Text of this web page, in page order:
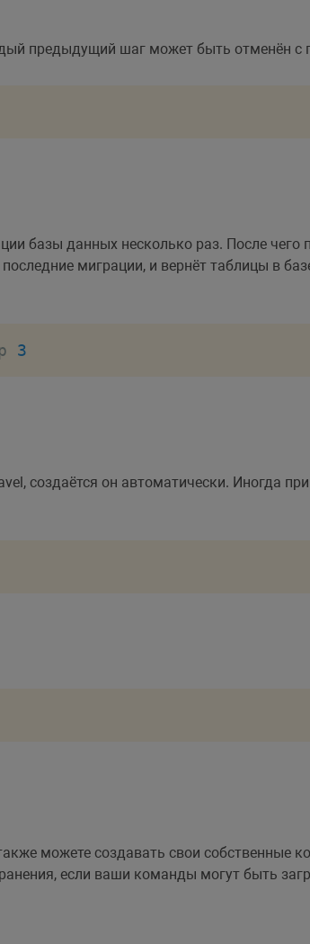
предыдущий шаг может быть отменён
базы данных несколько раз. После чего
миграции, и вернёт таблицы в
3
создаётся он автоматически. Иногда
можете создавать свои собственные
если ваши команды могут быть